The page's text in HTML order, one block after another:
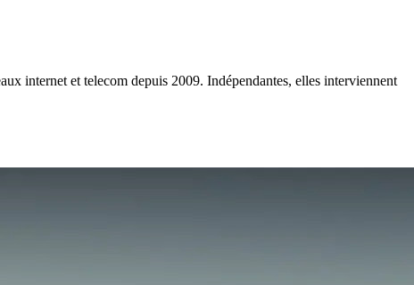
internet et telecom depuis 2009. Indépendantes, elles interviennent